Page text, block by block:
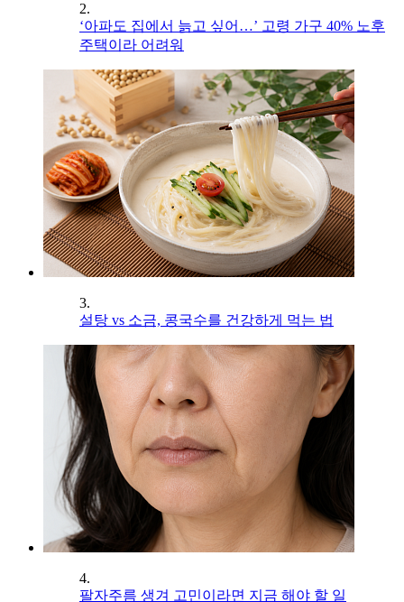
2.
‘아파도 집에서 늙고 싶어…’ 고령 가구 40% 노후
주택이라 어려워
3.
설탕 vs 소금, 콩국수를 건강하게 먹는 법
4.
팔자주름 생겨 고민이라면 지금 해야 할 일